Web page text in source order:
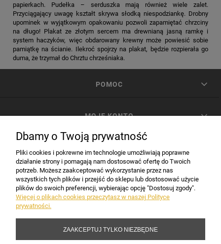
papierkach. Pudełka – serduszka mają również wiele zalet.
Przyciągający uwagę kształt skrywa słodką niespodziankę. Drobny
upominek w wyjątkowym opakowaniu pozwoli zapamiętać chrzciny
na długo! Plakat ze złotym sercem ma drewnianą jasną ramkę i
system haczyków, więc obdarowany krewny może powiesić sobie
pamiątkę na ścianie. Ilekroć spojrzy na plakat, będzie rozpierała go
duma, że trzymał do Chrztu chrześniaka.
POMOC
MOJE KONTO
INFORMACJE
Dbamy o Twoją prywatność
Pliki cookies i pokrewne im technologie umożliwiają poprawne
działanie strony i pomagają nam dostosować ofertę do Twoich
potrzeb. Możesz zaakceptować wykorzystanie przez nas
wszystkich tych plików i przejść do sklepu lub dostosować użycie
plików do swoich preferencji, wybierając opcję "Dostosuj zgody".
Więcej o plikach cookies przeczytasz w naszej Polityce
prywatności.
ZAAKCEPTUJ TYLKO NIEZBĘDNE